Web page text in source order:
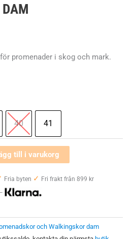
promenader i skog och mark.
40 41
till i varukorg
Fria byten ✓ Fri frakt från 899 kr
och Walkingskor dam